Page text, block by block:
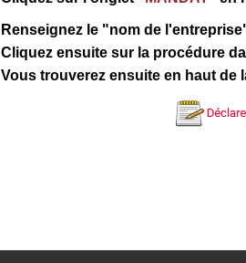
Renseignez le "nom de
Cliquez ensuite sur la procédure
Vous trouverez ensuite en haut de